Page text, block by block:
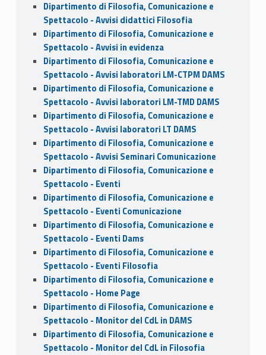
Dipartimento di Filosofia, Comunicazione e
Spettacolo - Avvisi didattici Filosofia
Dipartimento di Filosofia, Comunicazione e
Spettacolo - Avvisi in evidenza
Dipartimento di Filosofia, Comunicazione e
Spettacolo - Avvisi laboratori LM-CTPM DAMS
Dipartimento di Filosofia, Comunicazione e
Spettacolo - Avvisi laboratori LM-TMD DAMS
Dipartimento di Filosofia, Comunicazione e
Spettacolo - Avvisi laboratori LT DAMS
Dipartimento di Filosofia, Comunicazione e
Spettacolo - Avvisi Seminari Comunicazione
Dipartimento di Filosofia, Comunicazione e
Spettacolo - Eventi
Dipartimento di Filosofia, Comunicazione e
Spettacolo - Eventi Comunicazione
Dipartimento di Filosofia, Comunicazione e
Spettacolo - Eventi Dams
Dipartimento di Filosofia, Comunicazione e
Spettacolo - Eventi Filosofia
Dipartimento di Filosofia, Comunicazione e
Spettacolo - Home Page
Dipartimento di Filosofia, Comunicazione e
Spettacolo - Monitor del CdL in DAMS
Dipartimento di Filosofia, Comunicazione e
Spettacolo - Monitor del CdL in Filosofia